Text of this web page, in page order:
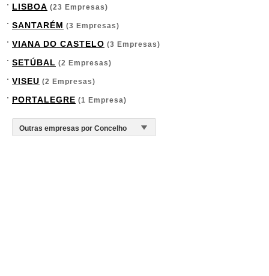
LISBOA (23 Empresas)
SANTARÉM (3 Empresas)
VIANA DO CASTELO (3 Empresas)
SETÚBAL (2 Empresas)
VISEU (2 Empresas)
PORTALEGRE (1 Empresa)